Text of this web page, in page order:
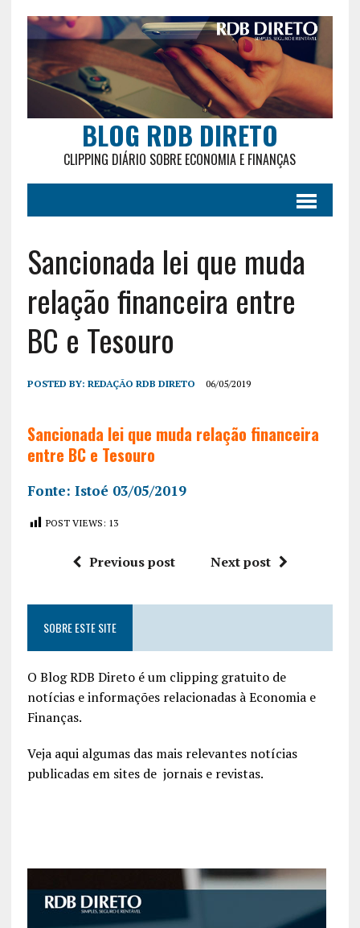
BLOG RDB DIRETO
CLIPPING DIÁRIO SOBRE ECONOMIA E FINANÇAS
Sancionada lei que muda
relação financeira entre
BC e Tesouro
POSTED BY: REDAÇÃO RDB DIRETO 06/05/2019
Sancionada lei que muda relação financeira
entre BC e Tesouro
Fonte: Istoé 03/05/2019
POST VIEWS: 13
Previous post Next post
SOBRE ESTE SITE
O Blog RDB Direto é um clipping gratuito de
notícias e informações relacionadas à Economia e
Finanças.
Veja aqui algumas das mais relevantes notícias
publicadas em sites de jornais e revistas.